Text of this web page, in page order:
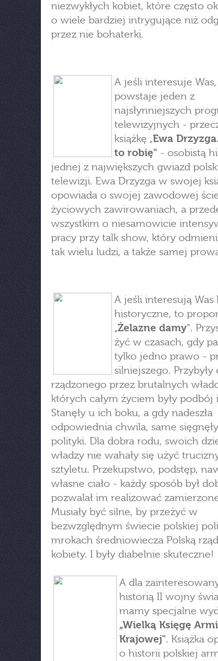
niezwykłych kobiet, które często
o wiele bardziej intrygujące niż
przez nie bohaterki.
A jeśli interesuje
powstaje jeden z
najsłynniejszych
telewizyjnych -
książkę „Ewa
to robię" - osobistą
jednej z największych gwiazd
telewizji. Ewa Drzyzga w swojej
opowiada o swojej zawodowej
życiowych zawirowaniach, a
wszystkim o niesamowicie
pracy przy talk show, który
tak wielu ludzi, a także samej
A jeśli interesują Was
historyczne, to
„Żelazne damy".
żyć w czasach, gdy
tylko jedno prawo -
silniejszego. Przybyły
rządzonego przez brutalnych
których całym życiem były podbój
Stanęły u ich boku, a gdy nadeszła
odpowiednia chwila, same
polityki. Dla dobra rodu, swoich
władzy nie wahały się użyć
sztyletu. Przekupstwo, podstęp,
własne ciało - każdy sposób był
pozwalał im realizować
Musiały być silne, by przeżyć w
bezwzględnym świecie polskiej
mrokach średniowiecza Polską
kobiety. I były diabelnie skuteczne!
A dla
historią II wojny
mamy specjalne
„Wielką Księgę
Krajowej". Książka
o historii polskiej